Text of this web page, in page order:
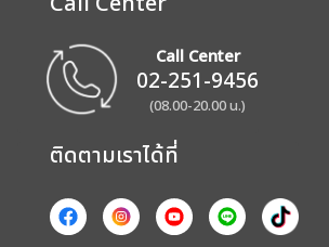
Call Center
02-251-9456
(08.00-20.00 น.)
ติดตามเราได้ที่